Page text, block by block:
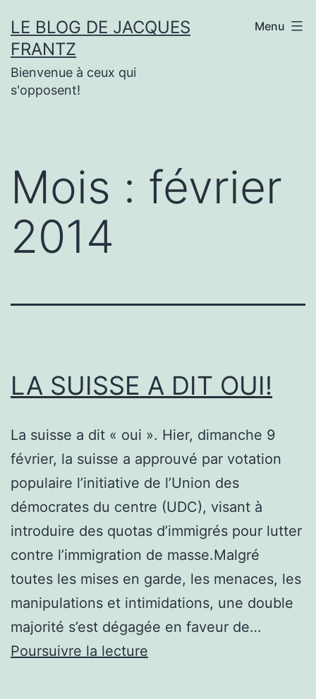
au
contenu
LE BLOG DE JACQUES
FRANTZ
Bienvenue à ceux qui
s'opposent!
Menu
Mois : février
2014
LA SUISSE A DIT OUI!
La suisse a dit « oui ». Hier, dimanche 9
février, la suisse a approuvé par votation
populaire l’initiative de l’Union des
démocrates du centre (UDC), visant à
introduire des quotas d’immigrés pour lutter
contre l’immigration de masse.Malgré
toutes les mises en garde, les menaces, les
manipulations et intimidations, une double
majorité s’est dégagée en faveur de…
Poursuivre la lecture